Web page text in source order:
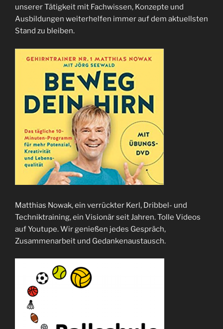
unserer Tätigkeit mit Fachwissen, Konzepte und
Ausbildungen weiterhelfen immer auf dem aktuellsten
Stand zu bleiben.
Matthias Nowak, ein verrückter Kerl, Dribbel- und
Techniktraining, ein Visionär seit Jahren. Tolle Videos
auf Youtupe. Wir genießen jedes Gespräch,
Zusammenarbeit und Gedankenaustausch.